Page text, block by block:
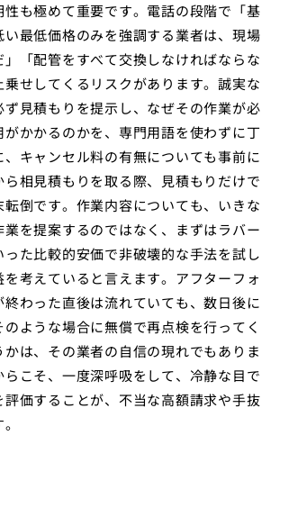
も極めて重要です。電話の段階で「基
最低価格のみを強調する業者は、現場
「配管をすべて交換しなければならな
せしてくるリスクがあります。誠実な
見積もりを提示し、なぜその作業が必
かかるのかを、専門用語を使わずに丁
キャンセル料の有無についても事前に
相見積もりを取る際、見積もりだけで
倒です。作業内容についても、いきな
を提案するのではなく、まずはラバー
た比較的安価で非破壊的な手法を試し
考えていると言えます。アフターフォ
わった直後は流れていても、数日後に
ような場合に無償で再点検を行ってく
は、その業者の自信の現れでもありま
こそ、一度深呼吸をして、冷静な目で
価することが、不当な高額請求や手抜